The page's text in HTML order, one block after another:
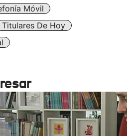
Móvil
Titulares De Hoy